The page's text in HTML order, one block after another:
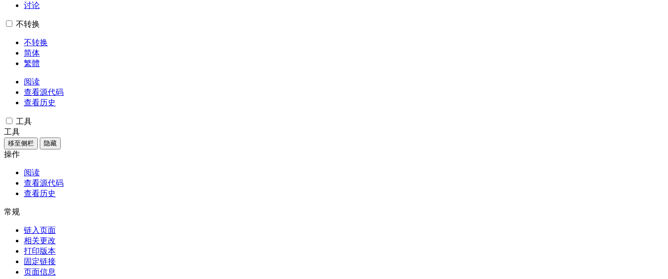
讨论
不转换
不转换
简体
繁體
阅读
查看源代码
查看历史
工具
工具
移至侧栏 隐藏
操作
阅读
查看源代码
查看历史
常规
链入页面
相关更改
打印版本
固定链接
页面信息